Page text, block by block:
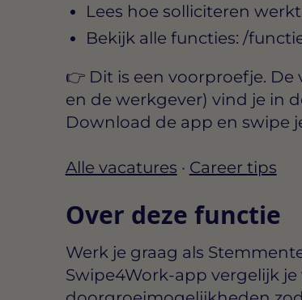
Lees hoe solliciteren
Bekijk alle functies: /
👉 Dit is een voorproefje. De
en de werkgever) vind je in
Download de app en swipe
Alle vacatures · Career tips
Over deze functie
Werk je graag als
Swipe4Work-app vergelijk